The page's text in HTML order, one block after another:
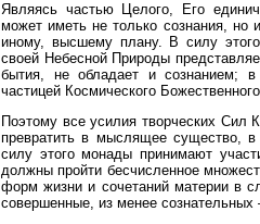
Являясь частью Целого, Его
может иметь не только сознания, но
иному, высшему плану. В силу
своей Небесной Природы
бытия, не обладает и сознанием;
частицей Космического
Поэтому все усилия творческих Сил
превратить в мыслящее существо,
силу этого монады принимают
должны пройти бесчисленное
форм жизни и сочетаний материи в
совершенные, из менее